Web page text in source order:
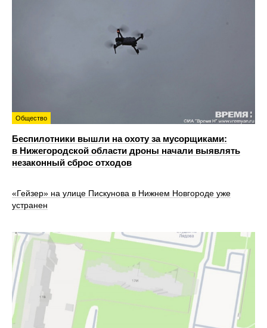
Общество
Беспилотники вышли на охоту за мусорщиками:
в Нижегородской области дроны начали выявлять
незаконный сброс отходов
«Гейзер» на улице Пискунова в Нижнем Новгороде уже
устранен